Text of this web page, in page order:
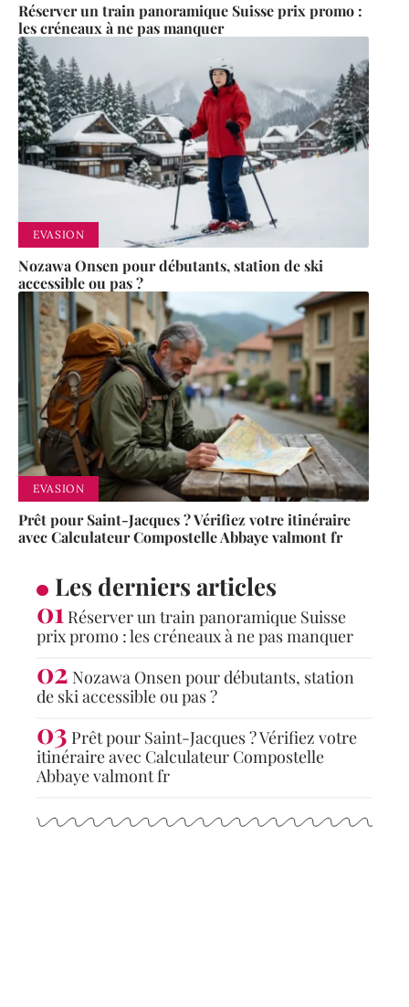
Réserver un train panoramique Suisse prix promo :
les créneaux à ne pas manquer
EVASION
Nozawa Onsen pour débutants, station de ski
accessible ou pas ?
EVASION
Prêt pour Saint-Jacques ? Vérifiez votre itinéraire
avec Calculateur Compostelle Abbaye valmont fr
Les derniers articles
Réserver un train panoramique Suisse
prix promo : les créneaux à ne pas manquer
Nozawa Onsen pour débutants, station
de ski accessible ou pas ?
Prêt pour Saint-Jacques ? Vérifiez votre
itinéraire avec Calculateur Compostelle
Abbaye valmont fr